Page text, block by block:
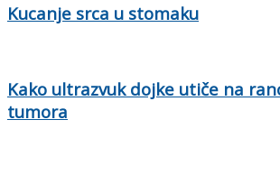
Kucanje srca u stomaku
Kako ultrazvuk dojke utiče na
tumora